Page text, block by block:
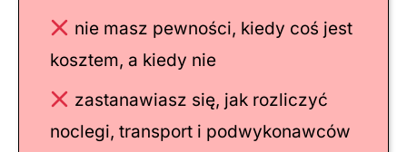
nie masz pewności, kiedy coś jest
kosztem, a kiedy nie
zastanawiasz się, jak rozliczyć
noclegi, transport i podwykonawców